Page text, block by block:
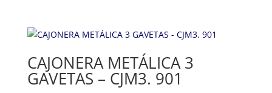
CAJONERA METÁLICA 3
GAVETAS – CJM3. 901